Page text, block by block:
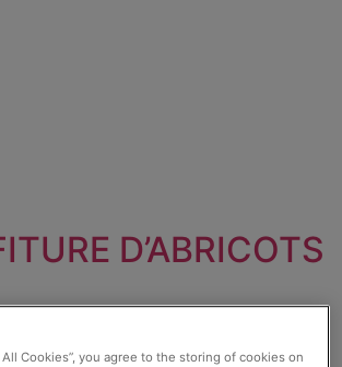
D’ABRICOTS
All Cookies”, you agree to the storing of cookies on